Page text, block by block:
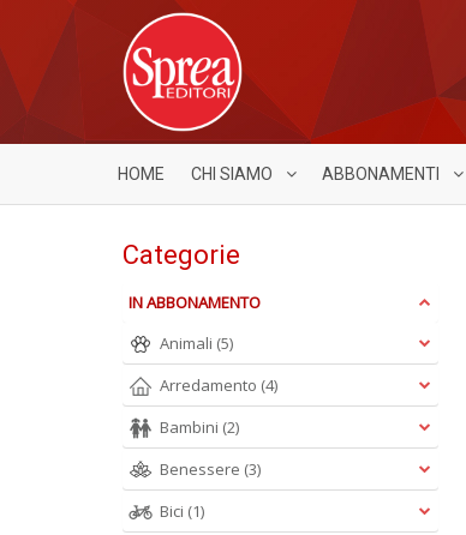
HOME CHI SIAMO ABBONAMENTI
Categorie
IN ABBONAMENTO
Animali (5)
Arredamento (4)
Bambini (2)
Benessere (3)
Bici (1)